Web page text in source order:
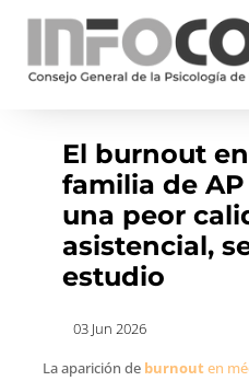
El burnout
familia de
una peor
asistencial,
estudio
03 Jun 2026
La aparición de burnout en